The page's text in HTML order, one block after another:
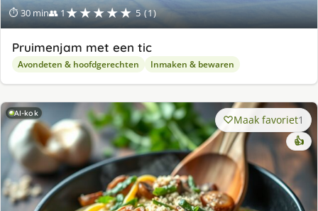
⏱ 30 min👥 1★★★★★ 5 (1)
Pruimenjam met een tic
Avondeten & hoofdgerechten Inmaken & bewaren
AI-kok Maak favoriet1
👍